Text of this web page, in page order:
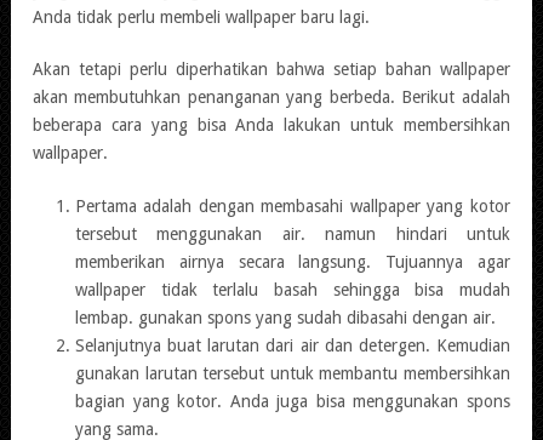
Anda tidak perlu membeli wallpaper baru lagi.
Akan tetapi perlu diperhatikan bahwa setiap bahan wallpaper
akan membutuhkan penanganan yang berbeda. Berikut adalah
beberapa cara yang bisa Anda lakukan untuk membersihkan
wallpaper.
Pertama adalah dengan membasahi wallpaper yang kotor
tersebut menggunakan air. namun hindari untuk
memberikan airnya secara langsung. Tujuannya agar
wallpaper tidak terlalu basah sehingga bisa mudah
lembap. gunakan spons yang sudah dibasahi dengan air.
Selanjutnya buat larutan dari air dan detergen. Kemudian
gunakan larutan tersebut untuk membantu membersihkan
bagian yang kotor. Anda juga bisa menggunakan spons
yang sama.